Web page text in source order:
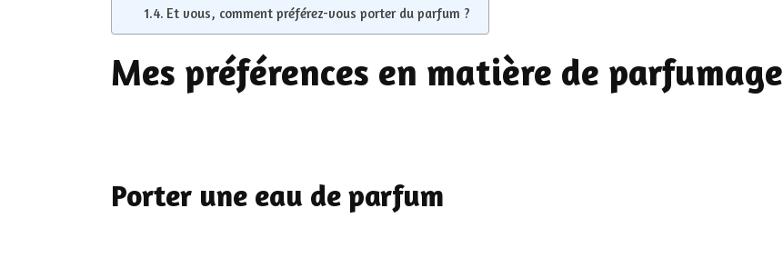
Et vous, comment préférez-vous porter du parfum ?
Mes préférences en matière de parfumage
Porter une eau de parfum